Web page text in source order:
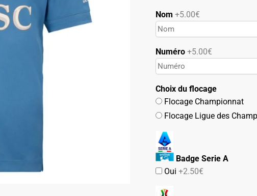
Nom +5.00€
Numéro+5.00€
Choix du flocage
Flocage Championnat
Flocage Ligue des
Badge Serie A
Oui+2.50€